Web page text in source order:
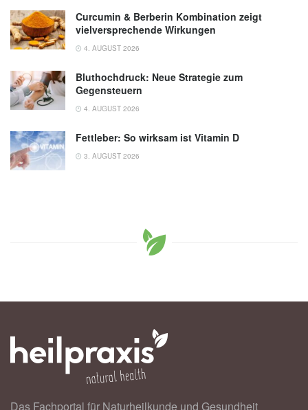
Curcumin & Berberin Kombination zeigt
vielversprechende Wirkungen
4. AUGUST 2026
Bluthochdruck: Neue Strategie zum
Gegensteuern
4. AUGUST 2026
Fettleber: So wirksam ist Vitamin D
3. AUGUST 2026
Das Fachportal für Naturheilkunde und Gesundheit